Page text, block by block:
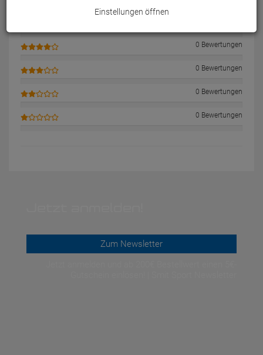
0 Bewertungen
0 Bewertungen
0 Bewertungen
0 Bewertungen
Zum Newsletter
Einstellungen öffnen